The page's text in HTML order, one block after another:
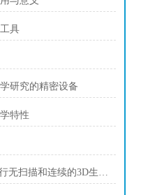
具
研究的精密设备
特性
MicroTester微压缩机对人体组织进行无扫描和连续的3D生物打印